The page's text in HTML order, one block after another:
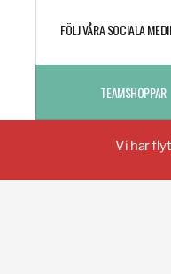
FÖLJ VÅRA SOCIALA
TEAMSHOPPAR
Vi har